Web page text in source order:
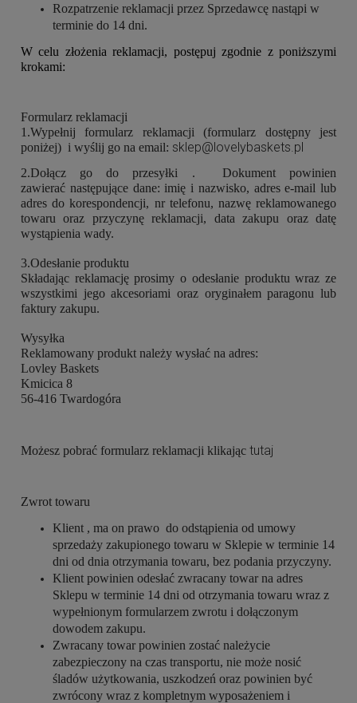
Rozpatrzenie reklamacji przez Sprzedawcę nastąpi w
terminie do 14 dni.
W celu złożenia reklamacji, postępuj zgodnie z poniższymi
krokami:
Formularz reklamacji
1.Wypełnij formularz reklamacji (formularz dostępny jest
poniżej) i wyślij go na email: sklep@lovelybaskets.pl
2.Dołącz go do przesyłki . Dokument powinien
zawierać następujące dane: imię i nazwisko, adres e-mail lub
adres do korespondencji, nr telefonu, nazwę reklamowanego
towaru oraz przyczynę reklamacji, data zakupu oraz datę
wystąpienia wady.
3.Odesłanie produktu
Składając reklamację prosimy o odesłanie produktu wraz ze
wszystkimi jego akcesoriami oraz oryginałem paragonu lub
faktury zakupu.
Wysyłka
Reklamowany produkt należy wysłać na adres:
Lovley Baskets
Kmicica 8
56-416 Twardogóra
Możesz pobrać formularz reklamacji klikając tutaj
Zwrot towaru
Klient , ma on prawo do odstąpienia od umowy
sprzedaży zakupionego towaru w Sklepie w terminie 14
dni od dnia otrzymania towaru, bez podania przyczyny.
Klient powinien odesłać zwracany towar na adres
Sklepu w terminie 14 dni od otrzymania towaru wraz z
wypełnionym formularzem zwrotu i dołączonym
dowodem zakupu.
Zwracany towar powinien zostać należycie
zabezpieczony na czas transportu, nie może nosić
śladów użytkowania, uszkodzeń oraz powinien być
zwrócony wraz z kompletnym wyposażeniem i